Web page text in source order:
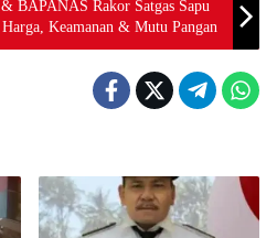
BAPANAS Rakor Satgas Sapu
Keamanan & Mutu Pangan